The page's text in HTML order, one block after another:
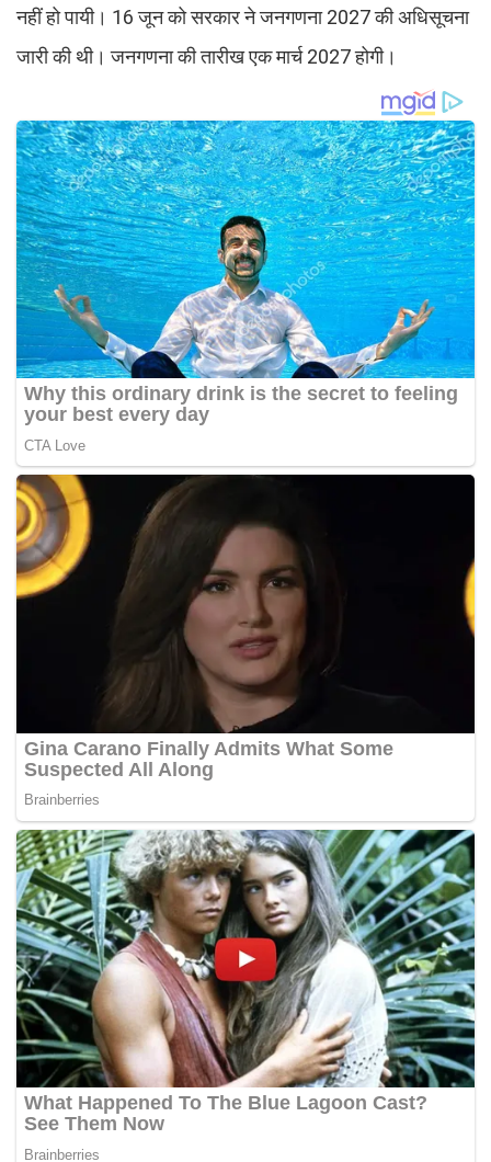
नहीं हो पायी। 16 जून को सरकार ने जनगणना 2027 की अधिसूचना
जारी की थी। जनगणना की तारीख एक मार्च 2027 होगी।